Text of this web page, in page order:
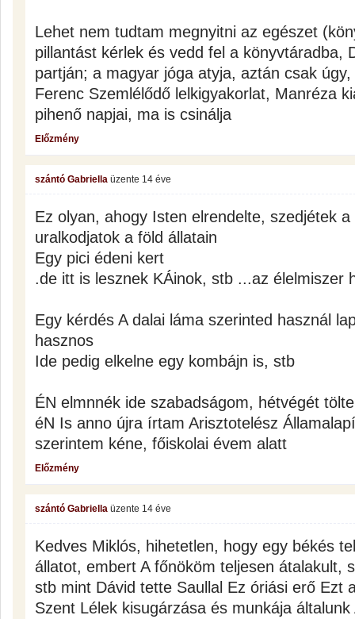
Lehet nem tudtam megnyitni az egészet
pillantást kérlek és vedd fel a könyvtáradba,
partján; a magyar jóga atyja, aztán csak
Ferenc Szemlélődő lelkigyakorlat, Manréza
pihenő napjai, ma is csinálja
Előzmény
szántó Gabriella üzente 14 éve
Ez olyan, ahogy Isten elrendelte, szedjétek
uralkodjatok a föld állatain
Egy pici édeni kert
.de itt is lesznek KÁinok, stb ...az élelmiszer
Egy kérdés A dalai láma szerinted használ
hasznos
Ide pedig elkelne egy kombájn is, stb
ÉN elmnnék ide szabadságom, hétvégét
éN Is anno újra írtam Arisztotelész
szerintem kéne, főiskolai évem alatt
Előzmény
szántó Gabriella üzente 14 éve
Kedves Miklós, hihetetlen, hogy egy békés
állatot, embert A főnököm teljesen átalakult,
stb mint Dávid tette Saullal Ez óriási erő Ezt
Szent Lélek kisugárzása és munkája